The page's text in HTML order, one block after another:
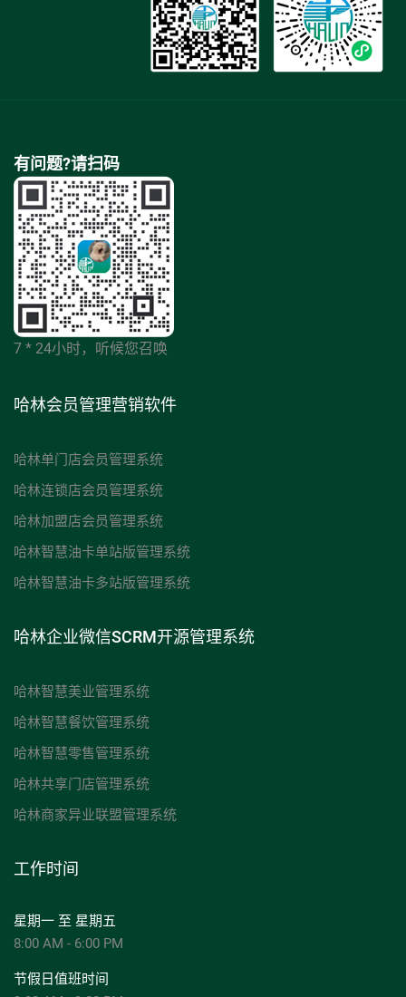
有问题?请扫码
7 * 24小时，听候您召唤
哈林会员管理营销软件
哈林单门店会员管理系统
哈林连锁店会员管理系统
哈林加盟店会员管理系统
哈林智慧油卡单站版管理系统
哈林智慧油卡多站版管理系统
哈林企业微信SCRM开源管理系统
哈林智慧美业管理系统
哈林智慧餐饮管理系统
哈林智慧零售管理系统
哈林共享门店管理系统
哈林商家异业联盟管理系统
工作时间
星期一 至 星期五
8:00 AM - 6:00 PM
节假日值班时间